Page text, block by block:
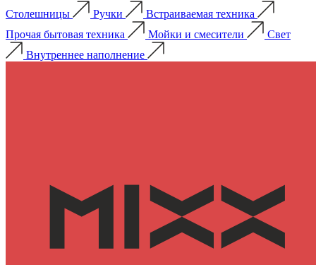
Столешницы
Ручки
Встраиваемая техника
Прочая бытовая техника
Мойки и смесители
Свет
Внутреннее наполнение